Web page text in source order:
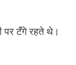
पर टँगे रहते थे।